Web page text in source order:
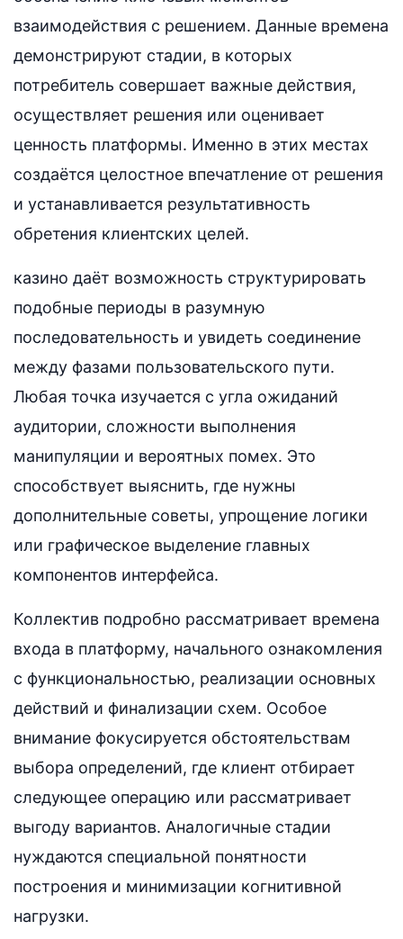
взаимодействия с решением. Данные времена
демонстрируют стадии, в которых
потребитель совершает важные действия,
осуществляет решения или оценивает
ценность платформы. Именно в этих местах
создаётся целостное впечатление от решения
и устанавливается результативность
обретения клиентских целей.
казино даёт возможность структурировать
подобные периоды в разумную
последовательность и увидеть соединение
между фазами пользовательского пути.
Любая точка изучается с угла ожиданий
аудитории, сложности выполнения
манипуляции и вероятных помех. Это
способствует выяснить, где нужны
дополнительные советы, упрощение логики
или графическое выделение главных
компонентов интерфейса.
Коллектив подробно рассматривает времена
входа в платформу, начального ознакомления
с функциональностью, реализации основных
действий и финализации схем. Особое
внимание фокусируется обстоятельствам
выбора определений, где клиент отбирает
следующее операцию или рассматривает
выгоду вариантов. Аналогичные стадии
нуждаются специальной понятности
построения и минимизации когнитивной
нагрузки.